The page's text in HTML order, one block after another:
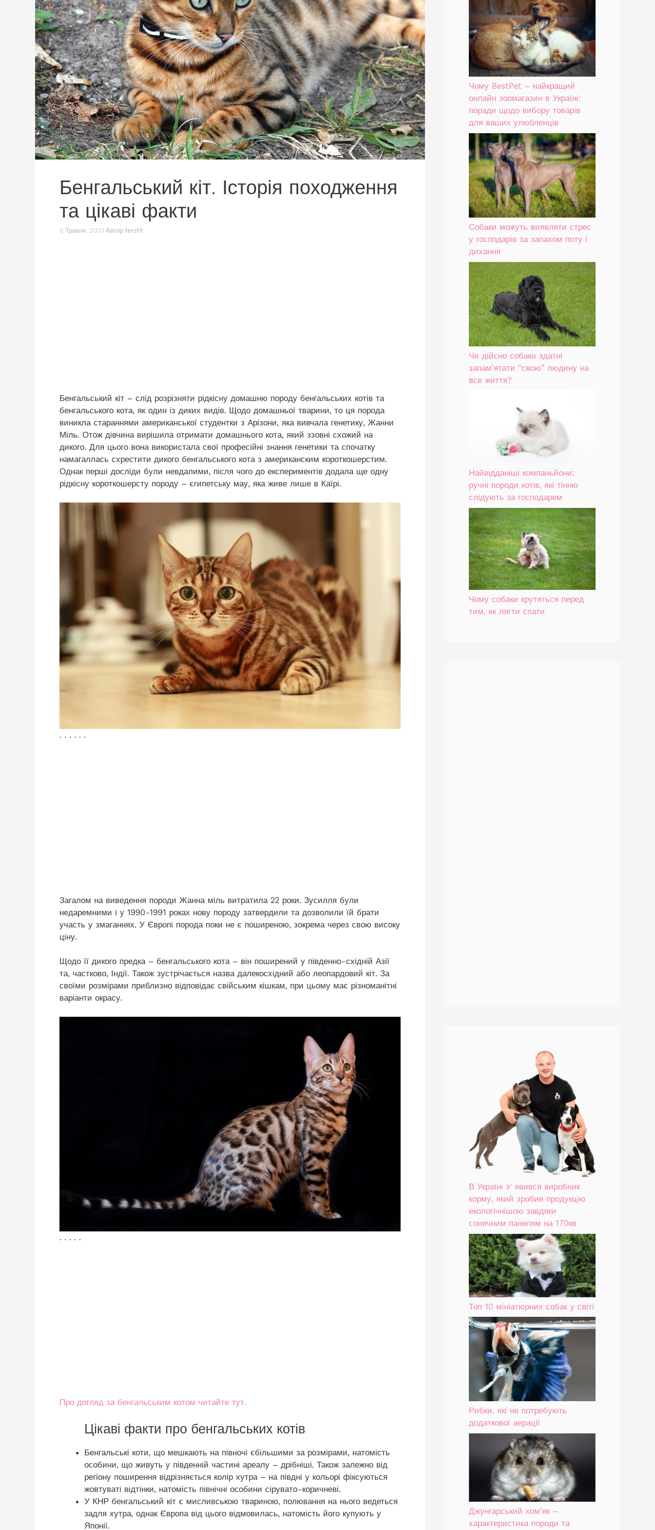
Бенгальський кіт. Історія походження
та цікаві факти
8 Травня, 2021 Автор fersht
Бенгальський кіт – слід розрізняти рідкісну домашню породу бенгальських котів та
бенгальського кота, як один із диких видів. Щодо домашньої тварини, то ця порода
виникла стараннями американської студентки з Арізони, яка вивчала генетику, Жанни
Міль. Отож дівчина вирішила отримати домашнього кота, який ззовні схожий на
дикого. Для цього вона використала свої професійні знання генетики та спочатку
намагаллась схрестити дикого бенгальського кота з американским короткошерстим.
Однак перші досліди були невдалими, після чого до експериментів додала ще одну
рідкісну короткошерсту породу – єгипетську мау, яка живе лише в Каїрі.
. . . . . .
Загалом на виведення породи Жанна міль витратила 22 роки. Зусилля були
недаремними і у 1990-1991 роках нову породу затвердили та дозволили їй брати
участь у змаганнях. У Європі порода поки не є поширеною, зокрема через свою високу
ціну.
Щодо її дикого предка – бенгальського кота – він поширений у південно-східній Азії
та, частково, Індії. Також зустрічається назва далекосхідний або леопардовий кіт. За
своїми розмірами приблизно відповідає свійським кішкам, при цьому має різноманітні
варіанти окрасу.
. . . . .
Про догляд за бенгальським котом читайте тут.
Цікаві факти про бенгальських котів
Бенгальські коти, що мешкають на півночі єбільшими за розмірами, натомість
особини, що живуть у південній частині ареалу – дрібніші. Також залежно від
регіону поширення відрізняється колір хутра – на півдні у кольорі фіксуються
жовтуваті відтінки, натомість північні особини сірувато-коричневі.
У КНР бенгальський кіт є мисливською твариною, полювання на нього ведеться
задля хутра, однак Європа від цього відмовилась, натомість його купують у
Японії.
Чому BestPet – найкращий
онлайн зоомагазин в Україні:
поради щодо вибору товарів
для ваших улюбленців
Собаки можуть виявляти стрес
у господарів за запахом поту і
дихання
Чи дійсно собаки здатні
запам’ятати “свою” людину на
все життя?
Найвідданіші компаньйони:
ручні породи котів, які тінню
слідують за господарем
Чому собаки крутяться перед
тим, як лягти спати
В Україні зʼявився виробник
корму, який зробив продукцію
екологічнішою завдяки
сонячним панелям на 170кв
Топ 10 мініатюрних собак у світі
Рибки, які не потребують
додаткової аерації
Джунгарський хом’як –
характеристика породи та